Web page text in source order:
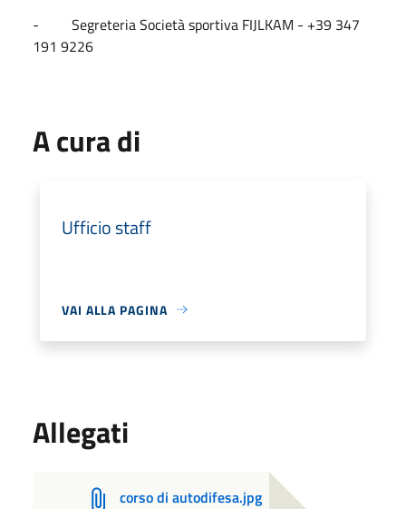
- Segreteria Società sportiva FIJLKAM - +39 347
191 9226
A cura di
Ufficio staff
VAI ALLA PAGINA
Allegati
corso di autodifesa.jpg